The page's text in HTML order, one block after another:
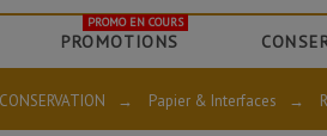
PROMOTIONS
PROMO EN COURS
CONSERVATION → Papier & Interfaces →